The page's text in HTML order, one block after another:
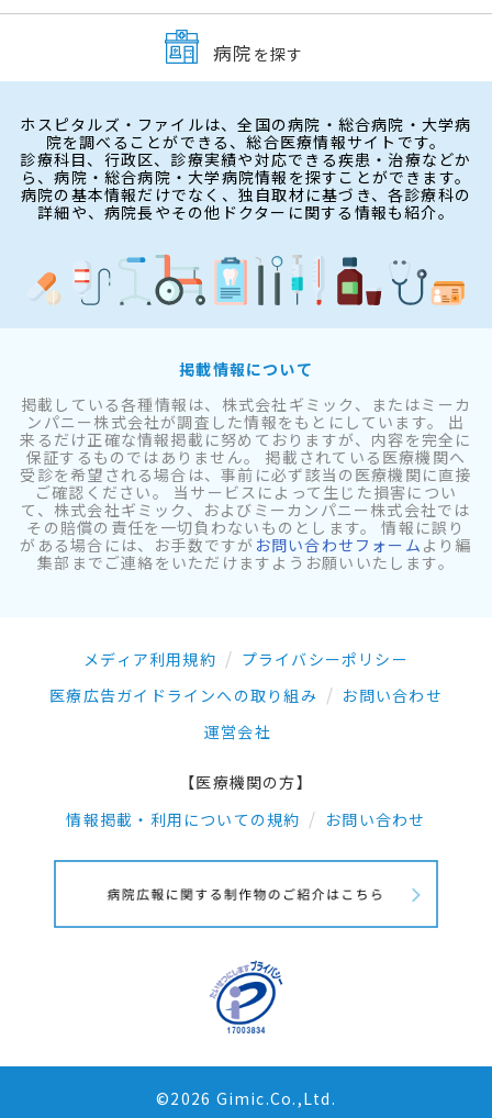
病院 を探す
ホスピタルズ・ファイルは、全国の病院・総合病院・大学病
院を調べることができる、総合医療情報サイトです。
診療科目、行政区、診療実績や対応できる疾患・治療などか
ら、病院・総合病院・大学病院情報を探すことができます。
病院の基本情報だけでなく、独自取材に基づき、各診療科の
詳細や、病院長やその他ドクターに関する情報も紹介。
掲載情報について
掲載している各種情報は、株式会社ギミック、またはミーカ
ンパニー株式会社が調査した情報をもとにしています。 出
来るだけ正確な情報掲載に努めておりますが、内容を完全に
保証するものではありません。 掲載されている医療機関へ
受診を希望される場合は、事前に必ず該当の医療機関に直接
ご確認ください。 当サービスによって生じた損害につい
て、株式会社ギミック、およびミーカンパニー株式会社では
その賠償の責任を一切負わないものとします。 情報に誤り
がある場合には、お手数ですが お問い合わせフォーム より編
集部までご連絡をいただけますようお願いいたします。
メディア利用規約
プライバシーポリシー
医療広告ガイドラインへの取り組み
お問い合わせ
運営会社
【医療機関の方】
情報掲載・利用についての規約
お問い合わせ
©2026 Gimic.Co.,Ltd.